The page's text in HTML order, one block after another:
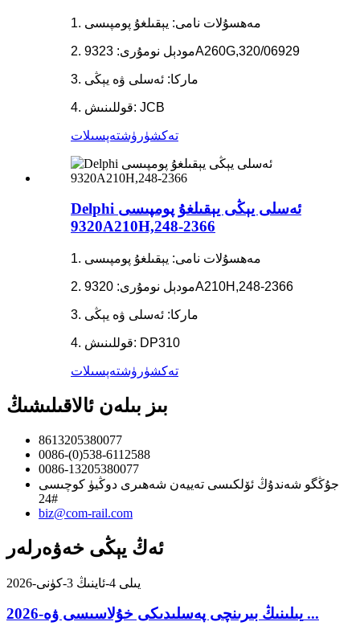
1. مەھسۇلات نامى: يېقىلغۇ پومپىسى
2. مودېل نومۇرى: 9323A260G,320/06929
3. ماركا: ئەسلى ۋە يېڭى
4. قوللىنىش: JCB
تەكشۈرۈشتەپسىلات
Delphi ئەسلى يېڭى يېقىلغۇ پومپىسى
9320A210H,248-2366
1. مەھسۇلات نامى: يېقىلغۇ پومپىسى
2. مودېل نومۇرى: 9320A210H,248-2366
3. ماركا: ئەسلى ۋە يېڭى
4. قوللىنىش: DP310
تەكشۈرۈشتەپسىلات
بىز بىلەن ئالاقىلىشىڭ
8613205380077
0086-(0)538-6112588
0086-13205380077
جۇڭگو شەندۇڭ ئۆلكىسى تەييەن شەھىرى دوڭيۈ كوچىسى
24#
biz@com-rail.com
ئەڭ يېڭى خەۋەرلەر
2026-يىلى 4-ئاينىڭ 3-كۈنى
2026-يىلىنىڭ بىرىنچى پەسلىدىكى خۇلاسىسى ۋە ...